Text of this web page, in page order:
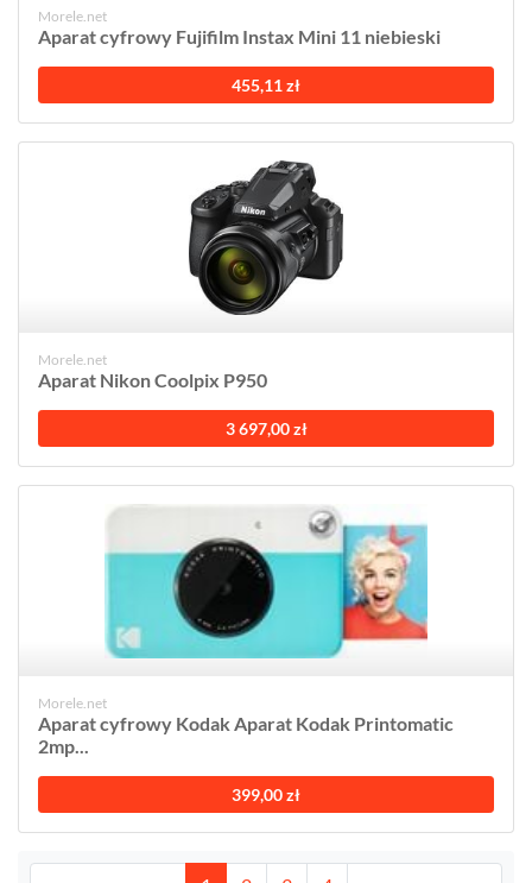
Morele.net
Aparat cyfrowy Fujifilm Instax Mini 11 niebieski
455,11 zł
Morele.net
Aparat Nikon Coolpix P950
3 697,00 zł
Morele.net
Aparat cyfrowy Kodak Aparat Kodak Printomatic
2mp...
399,00 zł